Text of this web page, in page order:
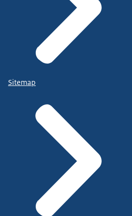
Sitemap